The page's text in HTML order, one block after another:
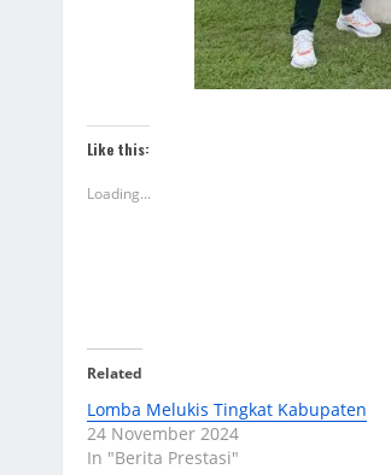
Like this:
Loading...
Related
Lomba Melukis Tingkat Kabupaten
24 November 2024
In "Berita Prestasi"